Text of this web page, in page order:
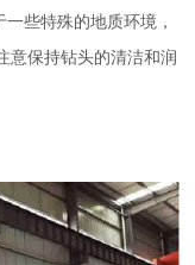
些特殊的地质环境，
意保持钻头的清洁和润